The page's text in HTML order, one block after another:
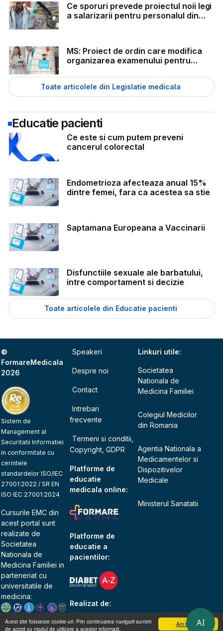
Am inteles
Acest site foloseste cookie-uri. Prin continuarea navigarii sunteti
de acord cu modul de utilizare a acestor informatii.
Ce sporuri prevede proiectul noii legi
a salarizarii pentru personalul din
MS: Proiect de ordin care modifica
organizarea examenului pentru
Toate articolele din Legislatie medicala
Educatie pacienti
Ce este si cum putem preveni
cancerul colorectal
Endometrioza afecteaza anual 15%
dintre femei, fara ca acestea sa stie
Saptamana Europeana a Vaccinarii
Disfunctiile sexuale ale barbatului,
intre comportament si decizie
Toate articolele din Educatie pacienti
©
FormareMedicala
2026
Sistem de
Management al
Securitatii Informatiei
in conformitate cu
cerintele
standardelor ISO/IEC
27001:2022 / SR EN
ISO IEC 27001:2024
Cursurile EMC din
acest portal sunt
realizate de
Societatea
Nationala de
Medicina Familiei in
parteneriat cu
universitatile de
medicina:
Speakeri
Despre noi
Contact
Intrebari
frecvente
Termeni si conditii,
Copyright, GDPR
Platforme de
educatie
medicala online:
Platforme de
educatie a
pacientilor:
Realizat de:
Linkuri utile:
Societatea
Nationala de
Medicina Familiei
Colegiul Medicilor
din Romania
Agentia Nationala a
Medicamentelor si
Dispozitivelor
Medicale
Ministerul Sanatatii
AI